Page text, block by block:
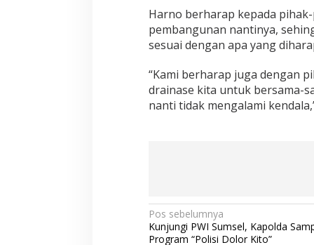
Harno berharap kepada
pembangunan nantinya,
sesuai dengan apa yang
“Kami berharap juga dengan
drainase kita untuk bersama-
nanti tidak mengalami
N
a
Pos sebelumnya
Kunjungi PWI Sumsel, Kapolda
Program “Polisi Dolor Kito”